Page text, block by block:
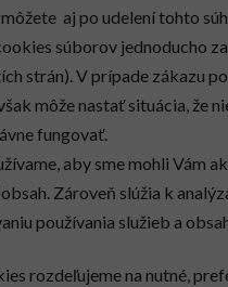
aj po udelení tohto
súborov jednoducho
strán). V prípade zákazu
môže nastať situácia, že
fungovať.
aby sme mohli Vám
Zároveň slúžia k
používania služieb a
rozdeľujeme na nutné,